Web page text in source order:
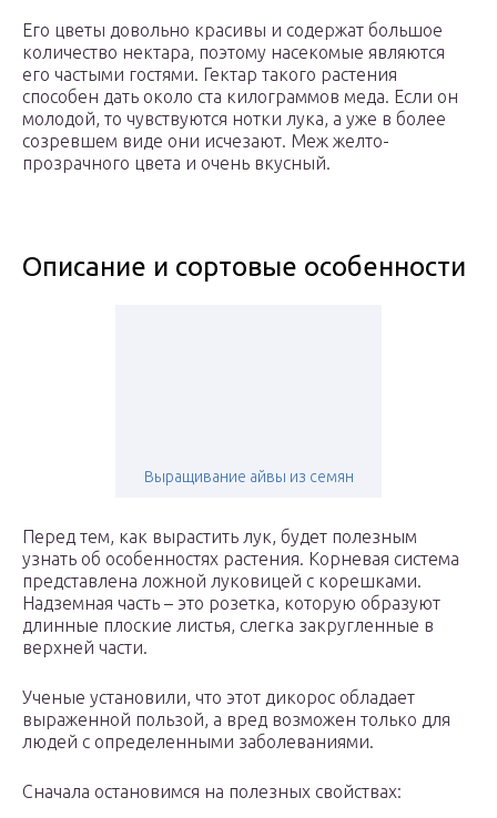
Его цветы довольно красивы и содержат большое
количество нектара, поэтому насекомые являются
его частыми гостями. Гектар такого растения
способен дать около ста килограммов меда. Если он
молодой, то чувствуются нотки лука, а уже в более
созревшем виде они исчезают. Меж желто-
прозрачного цвета и очень вкусный.
Описание и сортовые особенности
Выращивание айвы из семян
Перед тем, как вырастить лук, будет полезным
узнать об особенностях растения. Корневая система
представлена ложной луковицей с корешками.
Надземная часть – это розетка, которую образуют
длинные плоские листья, слегка закругленные в
верхней части.
Ученые установили, что этот дикорос обладает
выраженной пользой, а вред возможен только для
людей с определенными заболеваниями.
Сначала остановимся на полезных свойствах: